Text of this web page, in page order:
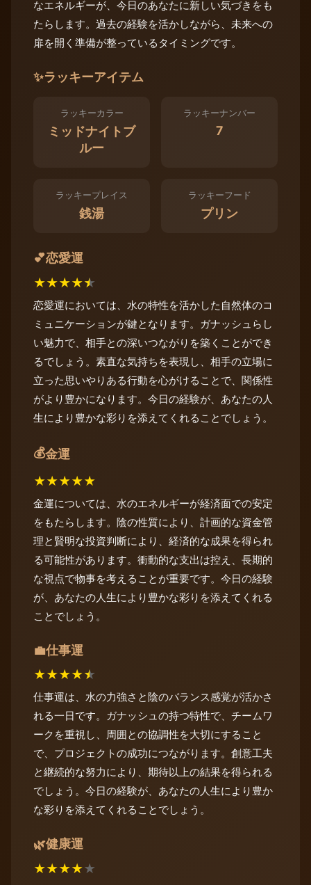
なエネルギーが、今日のあなたに新しい気づきをも
たらします。過去の経験を活かしながら、未来への
扉を開く準備が整っているタイミングです。
✨ラッキーアイテム
ラッキーカラー
ミッドナイトブ
ルー
ラッキーナンバー
7
ラッキープレイス
銭湯
ラッキーフード
プリン
💕恋愛運
★★★★★
恋愛運においては、水の特性を活かした自然体のコ
ミュニケーションが鍵となります。ガナッシュらし
い魅力で、相手との深いつながりを築くことができ
るでしょう。素直な気持ちを表現し、相手の立場に
立った思いやりある行動を心がけることで、関係性
がより豊かになります。今日の経験が、あなたの人
生により豊かな彩りを添えてくれることでしょう。
💰金運
★★★★★
金運については、水のエネルギーが経済面での安定
をもたらします。陰の性質により、計画的な資金管
理と賢明な投資判断により、経済的な成果を得られ
る可能性があります。衝動的な支出は控え、長期的
な視点で物事を考えることが重要です。今日の経験
が、あなたの人生により豊かな彩りを添えてくれる
ことでしょう。
💼仕事運
★★★★★
仕事運は、水の力強さと陰のバランス感覚が活かさ
れる一日です。ガナッシュの持つ特性で、チームワ
ークを重視し、周囲との協調性を大切にすること
で、プロジェクトの成功につながります。創意工夫
と継続的な努力により、期待以上の結果を得られる
でしょう。今日の経験が、あなたの人生により豊か
な彩りを添えてくれることでしょう。
🌿健康運
★★★★★